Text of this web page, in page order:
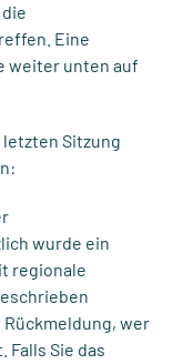
Eine
weiter unten auf
Sitzung
wurde ein
regionale
wer
Falls Sie das